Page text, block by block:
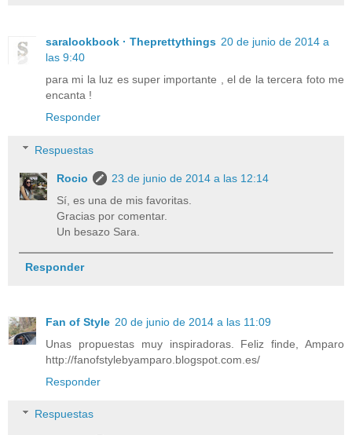
saralookbook · Theprettythings 20 de junio de 2014 a
las 9:40
para mi la luz es super importante , el de la tercera foto me
encanta !
Responder
Respuestas
Rocio
23 de junio de 2014 a las 12:14
Sí, es una de mis favoritas.
Gracias por comentar.
Un besazo Sara.
Responder
Fan of Style 20 de junio de 2014 a las 11:09
Unas propuestas muy inspiradoras. Feliz finde, Amparo
http://fanofstylebyamparo.blogspot.com.es/
Responder
Respuestas